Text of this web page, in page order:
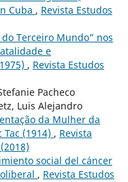
Cuba , Revista Estudos
Terceiro Mundo” nos
e
, Revista Estudos
Pacheco
Luis Alejandro
da Mulher da
(1914) , Revista
social del cáncer
, Revista Estudos